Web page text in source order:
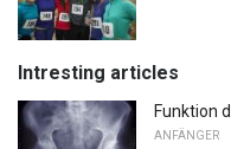
Intresting articles
Funktion
ANFÄNGER